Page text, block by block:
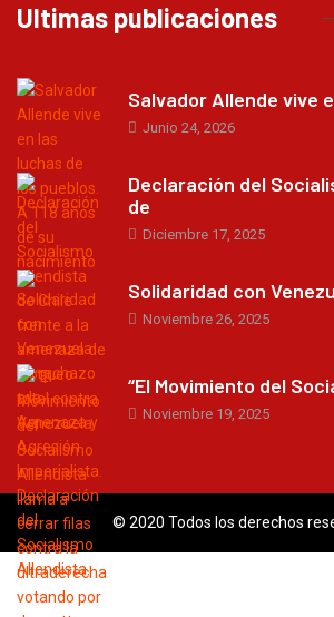
Ultimas publicaciones
Salvador Allende vive
Junio 24, 2026
Declaración del
de
Diciembre 17, 2025
Solidaridad con
Noviembre 26, 2025
“El Movimiento del
Noviembre 19, 2025
© 2020 Todos los derechos